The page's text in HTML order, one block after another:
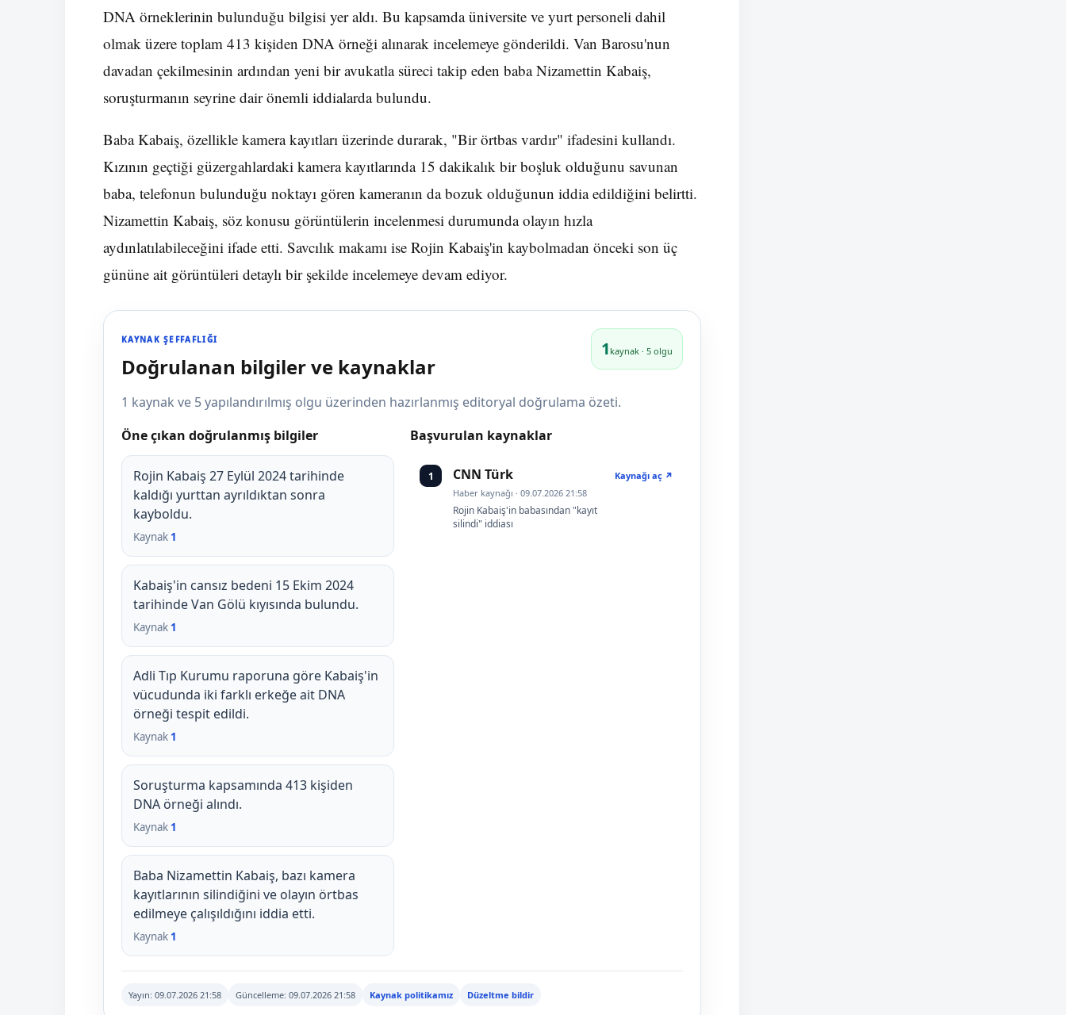
DNA örneklerinin bulunduğu bilgisi yer aldı. Bu kapsamda üniversite ve yurt personeli dahil
olmak üzere toplam 413 kişiden DNA örneği alınarak incelemeye gönderildi. Van Barosu'nun
davadan çekilmesinin ardından yeni bir avukatla süreci takip eden baba Nizamettin Kabaiş,
soruşturmanın seyrine dair önemli iddialarda bulundu.
Baba Kabaiş, özellikle kamera kayıtları üzerinde durarak, "Bir örtbas vardır" ifadesini kullandı.
Kızının geçtiği güzergahlardaki kamera kayıtlarında 15 dakikalık bir boşluk olduğunu savunan
baba, telefonun bulunduğu noktayı gören kameranın da bozuk olduğunun iddia edildiğini belirtti.
Nizamettin Kabaiş, söz konusu görüntülerin incelenmesi durumunda olayın hızla
aydınlatılabileceğini ifade etti. Savcılık makamı ise Rojin Kabaiş'in kaybolmadan önceki son üç
gününe ait görüntüleri detaylı bir şekilde incelemeye devam ediyor.
KAYNAK ŞEFFAFLIĞI
Doğrulanan bilgiler ve kaynaklar
1 kaynak · 5 olgu
1 kaynak ve 5 yapılandırılmış olgu üzerinden hazırlanmış editoryal doğrulama özeti.
Öne çıkan doğrulanmış bilgiler
Rojin Kabaiş 27 Eylül 2024 tarihinde
kaldığı yurttan ayrıldıktan sonra
kayboldu.
Kaynak 1
Kabaiş'in cansız bedeni 15 Ekim 2024
tarihinde Van Gölü kıyısında bulundu.
Kaynak 1
Adli Tıp Kurumu raporuna göre Kabaiş'in
vücudunda iki farklı erkeğe ait DNA
örneği tespit edildi.
Kaynak 1
Soruşturma kapsamında 413 kişiden
DNA örneği alındı.
Kaynak 1
Baba Nizamettin Kabaiş, bazı kamera
kayıtlarının silindiğini ve olayın örtbas
edilmeye çalışıldığını iddia etti.
Kaynak 1
Başvurulan kaynaklar
1 CNN Türk
Haber kaynağı · 09.07.2026 21:58
Rojin Kabaiş'in babasından "kayıt
silindi" iddiası
Kaynağı aç ↗
Yayın: 09.07.2026 21:58 Güncelleme: 09.07.2026 21:58 Kaynak politikamız Düzeltme bildir